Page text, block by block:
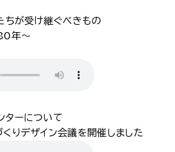
ちが受け継ぐべきもの
年～
ターについて
くりデザイン会議を開催しました